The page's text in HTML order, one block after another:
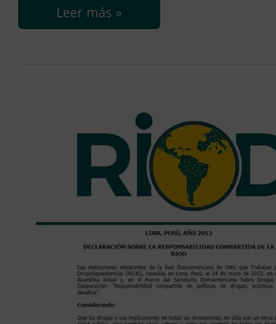
Leer más »
RIOD,